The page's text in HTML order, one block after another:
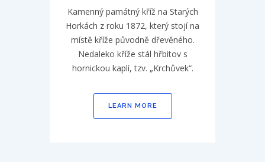
Kamenný památný kříž na Starých
Horkách z roku 1872, který stojí na
místě kříže původně dřevěného.
Nedaleko kříže stál hřbitov s
hornickou kaplí, tzv. „Krchůvek“.
LEARN MORE